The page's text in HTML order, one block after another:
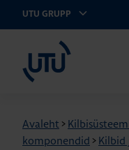
UTU GRUPP
Avaleht >
komponendid > Kilbid